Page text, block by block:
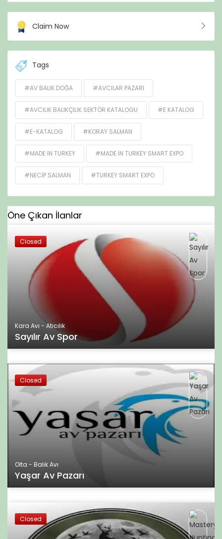
Claim Now
Tags
#AV BALIK DOĞA #AVCILAR PAZARI
#AVCILIK BALIKÇILIK SEKTÖR KATALOGU #E KATALOG
#E-KATALOG #KORAY SALMAN
#MADE IN TURKEY #MADE IN TURKEY SMART EXPO
#NECIP SALMAN #TURKEY SMART EXPO
Öne Çıkan İlanlar
Closed
Kara Avı - Atıcılık
Sayılır Av Spor
Closed
Olta - Balık Avı
Yaşar Av Pazarı
Closed